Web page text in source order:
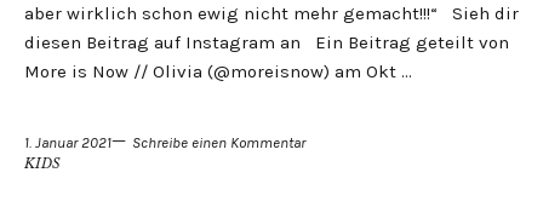
aber wirklich schon ewig nicht mehr gemacht!!!“ Sieh dir
diesen Beitrag auf Instagram an Ein Beitrag geteilt von
More is Now // Olivia (@moreisnow) am Okt …
1. Januar 2021 Schreibe einen Kommentar
KIDS